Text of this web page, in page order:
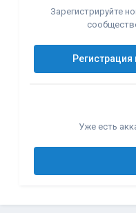
Зарегистрируйте
Уже есть